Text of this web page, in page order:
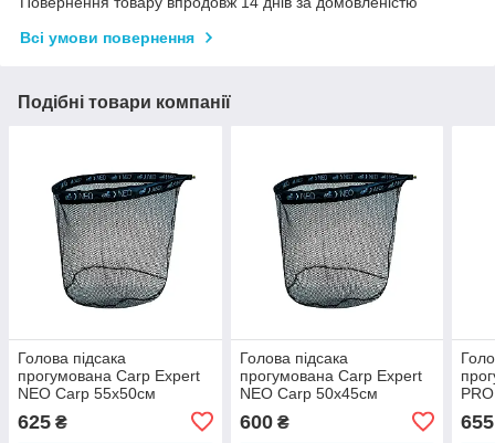
Всі умови повернення
Подібні товари компанії
Голова підсака
прогумована Carp Expert
NEO Carp 55х50см
625 ₴
Голова підсака
прогумована Carp Expert
NEO Carp 50х45см
600₴ 655